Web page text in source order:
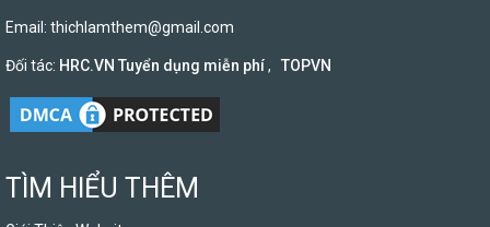
Email: thichlamthem@gmail.com
Đối tác: HRC.VN Tuyển dụng miễn phí, TOPVN
TÌM HIỂU THÊM